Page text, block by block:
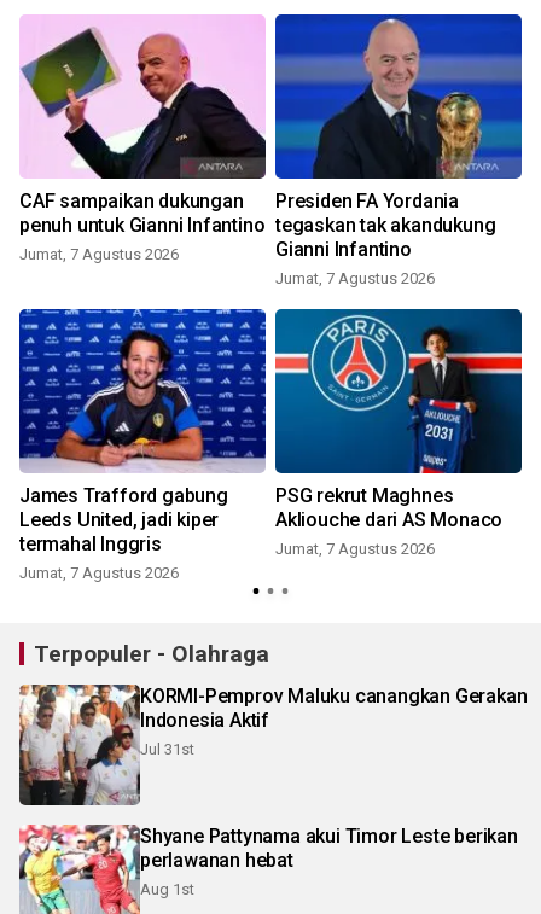
CAF sampaikan dukungan
penuh untuk Gianni Infantino
Jumat, 7 Agustus 2026
Presiden FA Yordania
tegaskan tak akandukung
Gianni Infantino
Jumat, 7 Agustus 2026
James Trafford gabung
Leeds United, jadi kiper
termahal Inggris
Jumat, 7 Agustus 2026
PSG rekrut Maghnes
Akliouche dari AS Monaco
Jumat, 7 Agustus 2026
Terpopuler - Olahraga
KORMI-Pemprov Maluku canangkan Gerakan
Indonesia Aktif
Jul 31st
Shyane Pattynama akui Timor Leste berikan
perlawanan hebat
Aug 1st